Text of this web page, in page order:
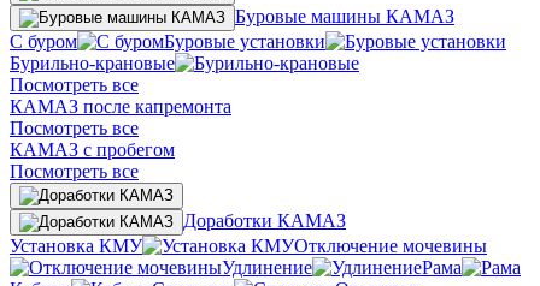
Буровые машины КАМАЗ
С буром
Буровые установки
Бурильно-крановые
Посмотреть все
КАМАЗ после капремонта
Посмотреть все
КАМАЗ с пробегом
Посмотреть все
Доработки КАМАЗ
Установка КМУ
Отключение мочевины
Удлинение
Рама